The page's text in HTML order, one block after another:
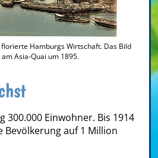
florierte Hamburgs Wirtschaft. Das Bild
Asia-Quai um 1895.
300.000 Einwohner. Bis 1914
auf 1 Million